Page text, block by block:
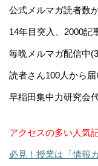
公式メルマガ読者数
14年目突入、2000記
毎晩メルマガ配信中
読者さん100人から
早稲田集中力研究会
アクセスの多い人気
必見！授業は「情報